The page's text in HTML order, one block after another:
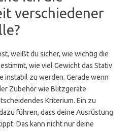
verschiedener
weißt du sicher, wie wichtig die
wie viel Gewicht das Stativ
instabil zu werden. Gerade wenn
Zubehör wie Blitzgeräte
Kriterium. Ein zu
führen, dass deine Ausrüstung
Das kann nicht nur deine